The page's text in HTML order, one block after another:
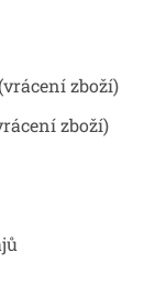
zboží)
zboží)